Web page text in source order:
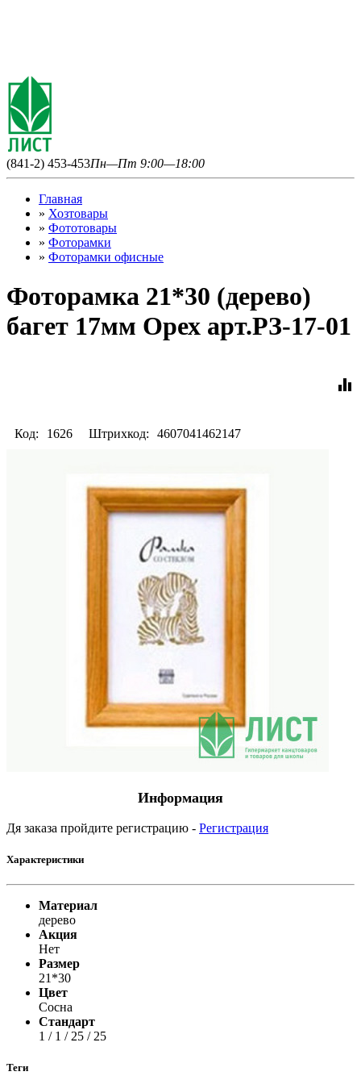
(841-2) 453-453Пн—Пт 9:00—18:00
Главная
» Хозтовары
» Фототовары
» Фоторамки
» Фоторамки офисные
Фоторамка 21*30 (дерево)
багет 17мм Орех арт.РЗ-17-01
equalizer
Код: 1626 Штрихкод: 4607041462147
Информация
Дя заказа пройдите регистрацию - Регистрация
Характеристики
Материал
дерево
Акция
Нет
Размер
21*30
Цвет
Сосна
Стандарт
1 / 1 / 25 / 25
Теги